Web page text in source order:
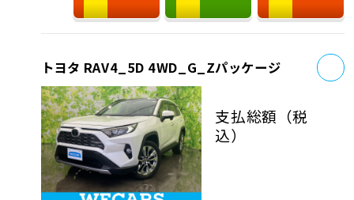
トヨタ RAV4_5D 4WD_G_Zパッケージ
支払総額 （税
込）